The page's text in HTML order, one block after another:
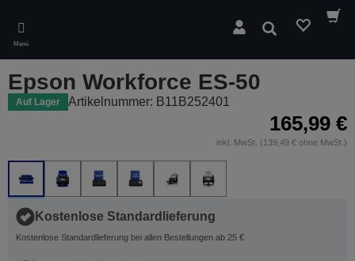
main
content
Menü
Suchen
Epson Workforce ES-50
Auf Lager Artikelnummer: B11B252401
165,99 €
inkl. MwSt. (139,49 € ohne MwSt.)
Kostenlose Standardlieferung
Kostenlose Standardlieferung bei allen Bestellungen ab 25 €